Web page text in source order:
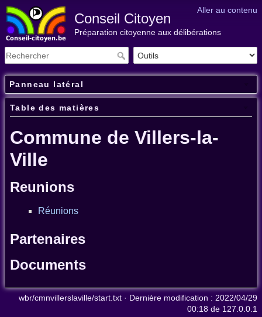
Aller au contenu
Conseil Citoyen
Préparation citoyenne aux délibérations
Panneau latéral
Table des matières
Commune de Villers-la-
Ville
Reunions
Réunions
Partenaires
Documents
wbr/cmnvillerslaville/start.txt · Dernière modification : 2022/04/29
00:18 de 127.0.0.1